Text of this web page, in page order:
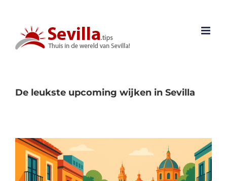
inhoud
De leukste upcoming wijken in Sevilla